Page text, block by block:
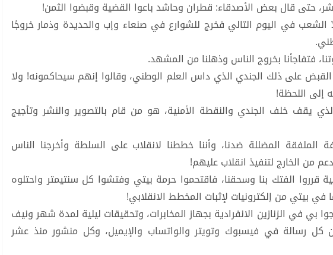
حتى قال بعض الأصدقاء: قطران وحاشد باعوا القضية وقبضوا الثمن!
في اليوم التالي فخرج للشوارع في صنعاء وإب والحديدة وذمار خروجًا
فتفاجأنا بخروج الناس وذهلنا من المشهد.
القبض على ذلك الجندي الذي داس العلم الوطني، وقالوا إنهم سيحاكمونه! ولا
إلى اللحظة!
يقف خلف الجندي والنقطة الأمنية، هو من قام بالتصوير والنشر وتأجيج
الملفقة المضللة ضدنا، وأننا خططنا لانقلاب على السلطة وأخرجنا الناس
من الخارج لتنفيذ انقلاب عليهم!
قرروا الفتك بنا وسحقنا، فاقتحموا حرمة بيتي وفتشوا كل سنتيمتر واحتلوه
بيتي من إلكترونيات لإثبات المخطط الانقلابي!
في الزنازين الانفرادية بجهاز المخابرات، وتحقيقات ليلية لمدة شهر ونيف
كل رسالة في فيسبوك وتويتر والواتساب والإيميل، وكل منشور منذ عشر